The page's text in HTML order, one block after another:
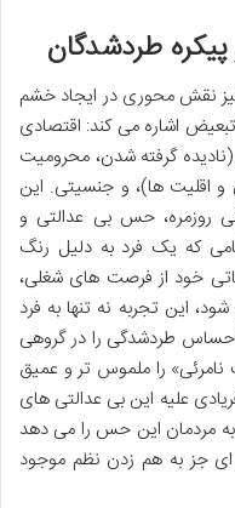
طردشدگان
نقش محوری در ایجاد خشم
اشاره می کند: اقتصادی
(نادیده گرفته شدن، محرومیت
و اقلیت ها)، و جنسیتی. این
روزمره، حس بی عدالتی و
که یک فرد به دلیل رنگ
خود از فرصت های شغلی،
این تجربه نه تنها به فرد
طردشدگی را در گروهی
را ملموس تر و عمیق
علیه این بی عدالتی های
مردمان این حس را می دهد
جز به هم زدن نظم موجود